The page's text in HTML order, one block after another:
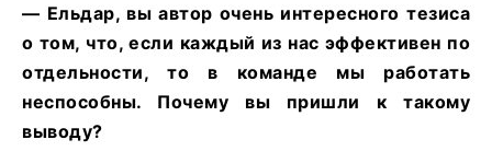
— Ельдар, вы автор очень интересного тезиса
о том, что, если каждый из нас эффективен по
отдельности, то в команде мы работать
неспособны. Почему вы пришли к такому
выводу?